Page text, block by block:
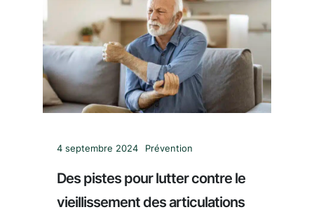
4 septembre 2024 Prévention
Des pistes pour lutter contre le
vieillissement des articulations